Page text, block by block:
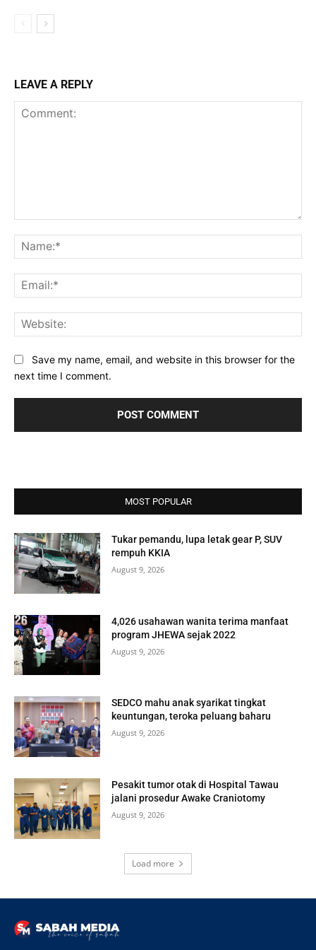
LEAVE A REPLY
Save my name, email, and website in this browser for the
next time I comment.
MOST POPULAR
Tukar pemandu, lupa letak gear P, SUV
rempuh KKIA
August 9, 2026
4,026 usahawan wanita terima manfaat
program JHEWA sejak 2022
August 9, 2026
SEDCO mahu anak syarikat tingkat
keuntungan, teroka peluang baharu
August 9, 2026
Pesakit tumor otak di Hospital Tawau
jalani prosedur Awake Craniotomy
August 9, 2026
Load more